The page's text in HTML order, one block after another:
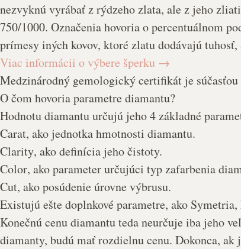
nezvyknú vyrábať z rýdzeho zlata, ale z jeho
750/1000. Označenia hovoria o percentuálnom
prímesy iných kovov, ktoré zlatu dodávajú
Viac informácii o výbere šperku →
Medzinárodný gemologický certifikát je súčasťou
O čom hovoria parametre diamantu?
Hodnotu diamantu určujú jeho 4 základné
Carat, ako jednotka hmotnosti diamantu.
Clarity, ako definícia jeho čistoty.
Color, ako parameter určujúci typ zafarbenia
Cut, ako posúdenie úrovne výbrusu.
Existujú ešte doplnkové parametre, ako Symetria,
Konečnú cenu diamantu teda neurčuje iba jeho
diamanty, budú mať rozdielnu cenu. Dokonca,